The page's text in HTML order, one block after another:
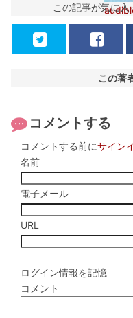
この記事が気に
この著
コメントする
コメントする前にサイン
名前
電子メール
URL
ログイン情報を記憶
コメント